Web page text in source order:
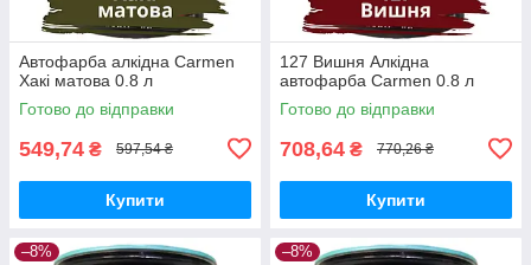
Автофарба алкідна Carmen
Хакі матова 0.8 л
Готово до відправки
549,74 ₴ 597,54 ₴
Купити
127 Вишня Алкідна
автофарба Carmen 0.8 л
Готово до відправки
708,64 ₴ 770,26 ₴
Купити
–8% –8%